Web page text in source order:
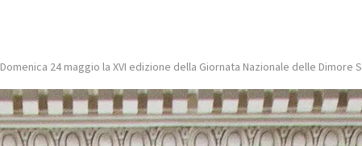
Domenica 24 maggio la XVI edizione della Giornata Nazionale delle Dimore